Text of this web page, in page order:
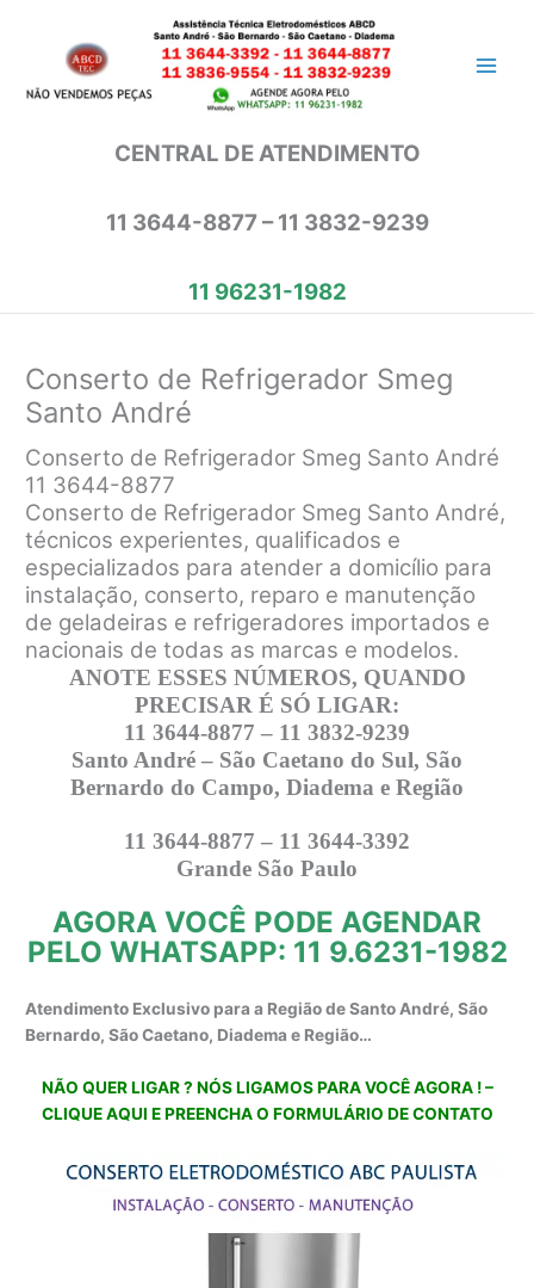
conteúdo
CENTRAL DE ATENDIMENTO
11 3644-8877 – 11 3832-9239
11 96231-1982
Conserto de Refrigerador Smeg
Santo André
Conserto de Refrigerador Smeg Santo André
11 3644-8877
Conserto de Refrigerador Smeg Santo André,
técnicos experientes, qualificados e
especializados para atender a domicílio para
instalação, conserto, reparo e manutenção
de geladeiras e refrigeradores importados e
nacionais de todas as marcas e modelos.
ANOTE ESSES NÚMEROS, QUANDO
PRECISAR É SÓ LIGAR:
11 3644-8877 – 11 3832-9239
Santo André – São Caetano do Sul, São
Bernardo do Campo, Diadema e Região
11 3644-8877 – 11 3644-3392
Grande São Paulo
AGORA VOCÊ PODE AGENDAR
PELO WHATSAPP: 11 9.6231-1982
Atendimento Exclusivo para a Região de Santo André, São
Bernardo, São Caetano, Diadema e Região…
NÃO QUER LIGAR ? NÓS LIGAMOS PARA VOCÊ AGORA ! –
CLIQUE AQUI E PREENCHA O FORMULÁRIO DE CONTATO